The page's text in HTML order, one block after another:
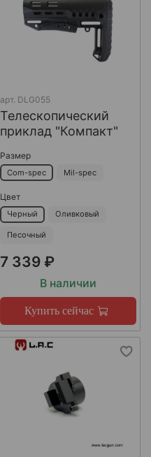
арт. DLG055
Телескопический
приклад "Компакт"
Размер
Com-spec Mil-spec
Цвет
Черный Оливковый
Песочный
7 339 ₽
В наличии
Купить сейчас